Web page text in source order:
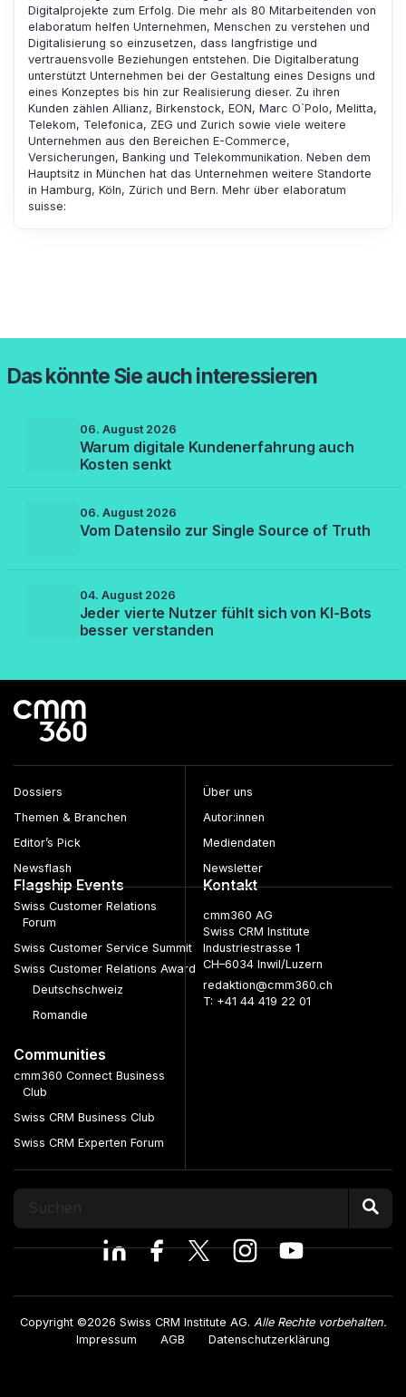
Digitalprojekte zum Erfolg. Die mehr als 80 Mitarbeitenden von
elaboratum helfen Unternehmen, Menschen zu verstehen und
Digitalisierung so einzusetzen, dass langfristige und
vertrauensvolle Beziehungen entstehen. Die Digitalberatung
unterstützt Unternehmen bei der Gestaltung eines Designs und
eines Konzeptes bis hin zur Realisierung dieser. Zu ihren
Kunden zählen Allianz, Birkenstock, EON, Marc O`Polo, Melitta,
Telekom, Telefonica, ZEG und Zurich sowie viele weitere
Unternehmen aus den Bereichen E-Commerce,
Versicherungen, Banking und Telekommunikation. Neben dem
Hauptsitz in München hat das Unternehmen weitere Standorte
in Hamburg, Köln, Zürich und Bern. Mehr über elaboratum
suisse:
Das könnte Sie auch interessieren
06. August 2026
Warum digitale Kundenerfahrung auch
Kosten senkt
06. August 2026
Vom Datensilo zur Single Source of Truth
04. August 2026
Jeder vierte Nutzer fühlt sich von KI-Bots
besser verstanden
Dossiers
Themen & Branchen
Editor’s Pick
Newsflash
Über uns
Autor:innen
Mediendaten
Newsletter
Flagship Events
Swiss Customer Relations
Forum
Swiss Customer Service Summit
Swiss Customer Relations Award
Deutschschweiz
Romandie
Communities
cmm360 Connect Business
Club
Swiss CRM Business Club
Swiss CRM Experten Forum
Kontakt
cmm360 AG
Swiss CRM Institute
Industriestrasse 1
CH–6034 Inwil/Luzern
redaktion@cmm360.ch
T: +41 44 419 22 01
Copyright ©2026 Swiss CRM Institute AG. Alle Rechte vorbehalten.
Impressum
AGB Datenschutzerklärung